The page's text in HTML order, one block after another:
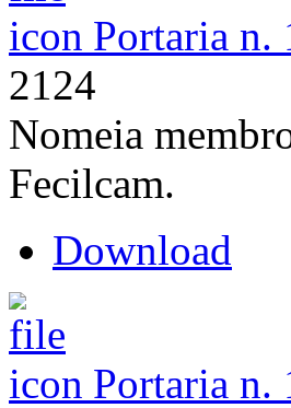
Portaria n.
2124
Nomeia
Fecilcam.
Download
Portaria n.